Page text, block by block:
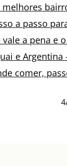
a passo
a pena e
e Argentina
comer,